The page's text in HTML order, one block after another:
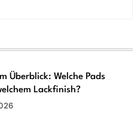
Überblick: Welche Pads
Lackfinish?